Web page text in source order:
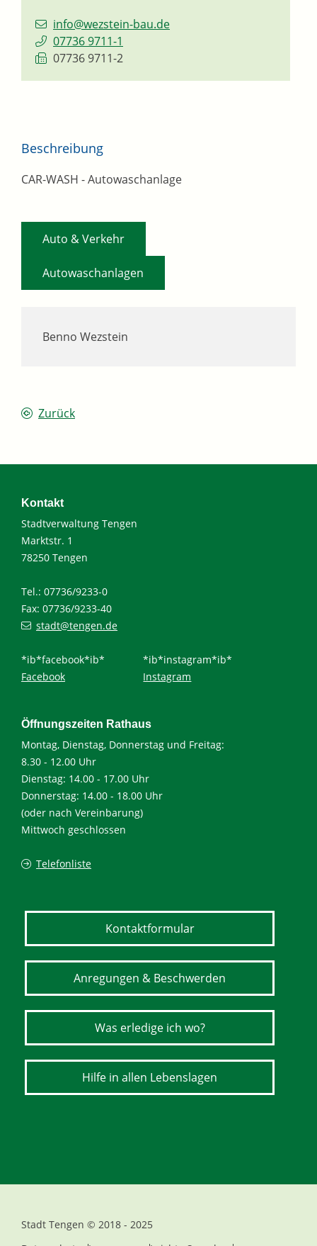
info@wezstein-bau.de
07736 9711-1
07736 9711-2
Benno Wezstein
Beschreibung
CAR-WASH - Autowaschanlage
Auto & Verkehr
Autowaschanlagen
Zurück
Kontakt
Stadtverwaltung Tengen
Marktstr. 1
78250 Tengen
Tel.: 07736/9233-0
Fax: 07736/9233-40
stadt@tengen.de
*ib*facebook*ib*
Facebook
*ib*instagram*ib*
Instagram
Öffnungszeiten Rathaus
Montag, Dienstag, Donnerstag und Freitag:
8.30 - 12.00 Uhr
Dienstag: 14.00 - 17.00 Uhr
Donnerstag: 14.00 - 18.00 Uhr
(oder nach Vereinbarung)
Mittwoch geschlossen
Telefonliste
Kontaktformular
Anregungen & Beschwerden
Was erledige ich wo?
Hilfe in allen Lebenslagen
Stadt Tengen © 2018 - 2025